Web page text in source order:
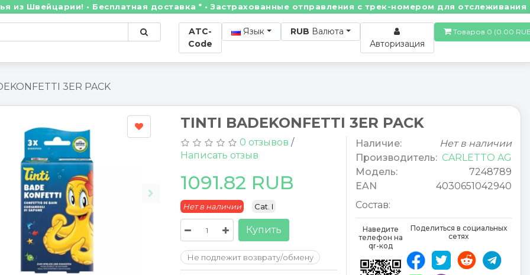
• Бесплатная доставка * • Застрахованные отправления с трек-номером для отслеживания!
ATC-
Code
Язык RUB Валюта
Авторизация
Товаров 0
3ER PACK
TINTI BADEKONFETTI 3ER PACK
0 отзывов /
Написать отзыв
1091.82 RUB
Нет в наличии Cat. I
Купить
Не подлежит возврату/обмену
Наличие:
Нет в наличии
Производитель: CARLETTO AG
Модель:
7248789
EAN
4030651042940
Состав:
Наведите
телефон на
qr-код
Поделиться в социальных
сетях